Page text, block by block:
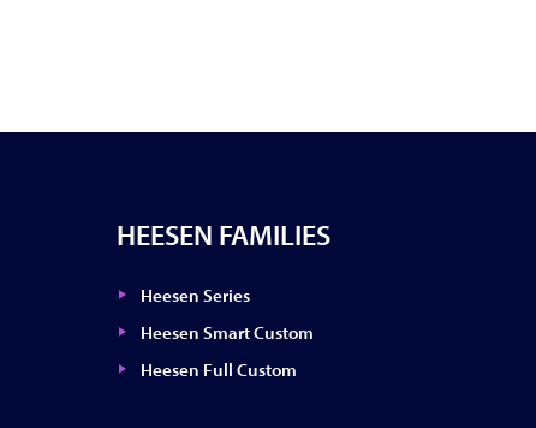
HEESEN FAMILIES
Heesen Series
Heesen Smart Custom
Heesen Full Custom